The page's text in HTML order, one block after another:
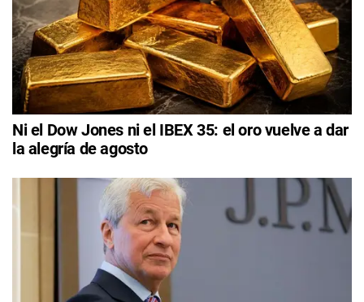
Ni el Dow Jones ni el IBEX 35: el oro vuelve a dar
la alegría de agosto